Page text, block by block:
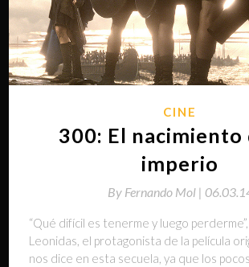
CINE
300: El nacimiento
imperio
By Fernando Mol |
“Qué difícil es tenerme y luego
Leonidas, el protagonista de la película
nos dice en esta secuela, ya que los